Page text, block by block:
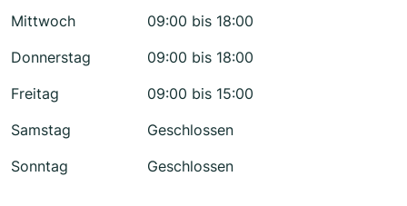
Mittwoch
09:00 bis 18:00
Donnerstag
09:00 bis 18:00
Freitag
09:00 bis 15:00
Samstag
Geschlossen
Sonntag
Geschlossen